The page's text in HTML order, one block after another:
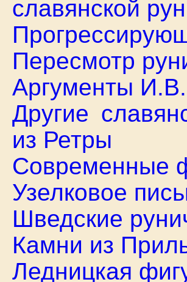
славянской
Пересмотр
Аргументы
Другие
из Ретры
Современные
Узелковое
Шведские
Камни из
Ледницкая